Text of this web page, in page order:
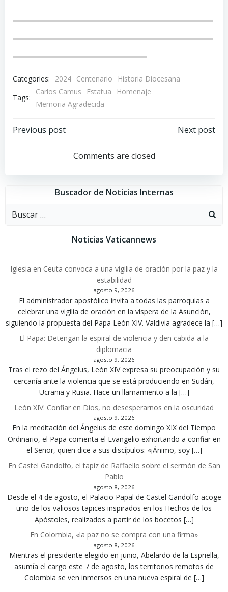
Categories: 2024 Centenario
Historia Diocesana
Tags:
Carlos Camus Estatua
Homenaje
Memoria Agradecida
Navegación
las
entradas
Previous post
Navegación
por
las
Next post
Comments are closed
Buscador de Noticias Internas
Buscar:
Noticias Vaticannews
Iglesia en Ceuta convoca a una vigilia de oración por la paz y la
estabilidad
agosto 9, 2026
El administrador apostólico invita a todas las parroquias a
celebrar una vigilia de oración en la víspera de la Asunción,
siguiendo la propuesta del Papa León XIV. Valdivia agradece la […]
El Papa: Detengan la espiral de violencia y den cabida a la
diplomacia
agosto 9, 2026
Tras el rezo del Ángelus, León XIV expresa su preocupación y su
cercanía ante la violencia que se está produciendo en Sudán,
Ucrania y Rusia. Hace un llamamiento a la […]
León XIV: Confiar en Dios, no desesperarnos en la oscuridad
agosto 9, 2026
En la meditación del Ángelus de este domingo XIX del Tiempo
Ordinario, el Papa comenta el Evangelio exhortando a confiar en
el Señor, quien dice a sus discípulos: «¡Ánimo, soy […]
En Castel Gandolfo, el tapiz de Raffaello sobre el sermón de San
Pablo
agosto 8, 2026
Desde el 4 de agosto, el Palacio Papal de Castel Gandolfo acoge
uno de los valiosos tapices inspirados en los Hechos de los
Apóstoles, realizados a partir de los bocetos […]
En Colombia, «la paz no se compra con una firma»
agosto 8, 2026
Mientras el presidente elegido en junio, Abelardo de la Espriella,
asumía el cargo este 7 de agosto, los territorios remotos de
Colombia se ven inmersos en una nueva espiral de […]